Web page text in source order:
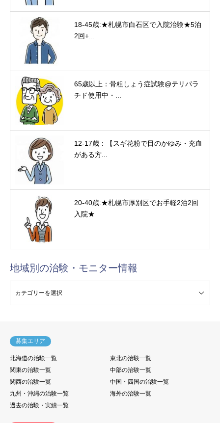
18-45歳:★札幌市白石区で入院治験★5泊
2回+...
65歳以上：骨粗しょう症試験@テリパラ
チド使用中・...
12-17歳：【スギ花粉で目のかゆみ・充血
がある方...
20-40歳:★札幌市厚別区でお手軽2泊2回
入院★
地域別の治験・モニター情報
募集エリア
北海道の治験一覧
東北の治験一覧
関東の治験一覧
中部の治験一覧
関西の治験一覧
中国・四国の治験一覧
九州・沖縄の治験一覧
海外の治験一覧
過去の治験・実績一覧